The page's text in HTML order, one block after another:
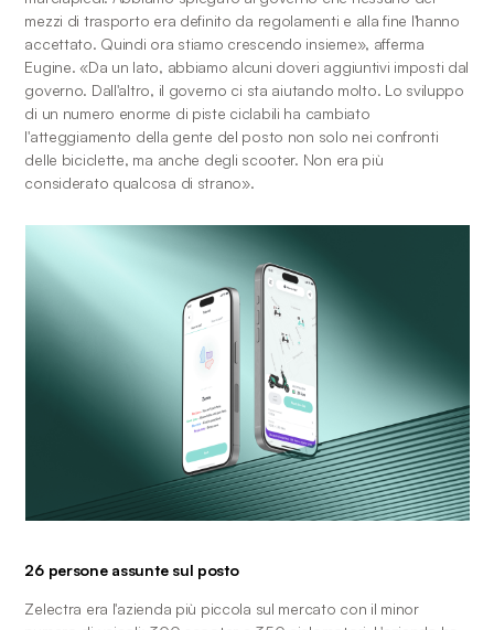
mezzi di trasporto era definito da regolamenti e alla fine l'hanno
accettato. Quindi ora stiamo crescendo insieme», afferma
Eugine. «Da un lato, abbiamo alcuni doveri aggiuntivi imposti dal
governo. Dall'altro, il governo ci sta aiutando molto. Lo sviluppo
di un numero enorme di piste ciclabili ha cambiato
l'atteggiamento della gente del posto non solo nei confronti
delle biciclette, ma anche degli scooter. Non era più
considerato qualcosa di strano».
26 persone assunte sul posto
Zelectra era l'azienda più piccola sul mercato con il minor